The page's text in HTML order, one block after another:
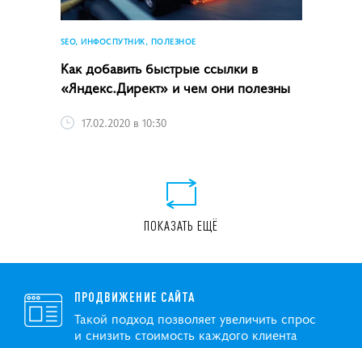
SEO, ИНФОСПУТНИК, ПОЛЕЗНОЕ
Как добавить быстрые ссылки в
«Яндекс.Директ» и чем они полезны
17.02.2020 в 10:30
ПОКАЗАТЬ ЕЩЁ
ПРОДВИЖЕНИЕ САЙТА
Такой подход позволяет увеличить спрос
и снизить стоимость каждого клиента